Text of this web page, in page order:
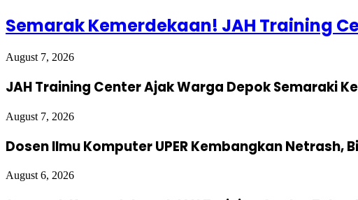
Semarak Kemerdekaan! JAH Training
August 7, 2026
JAH Training Center Ajak Warga Depok Semaraki
August 7, 2026
Dosen Ilmu Komputer UPER Kembangkan Netrash,
August 6, 2026